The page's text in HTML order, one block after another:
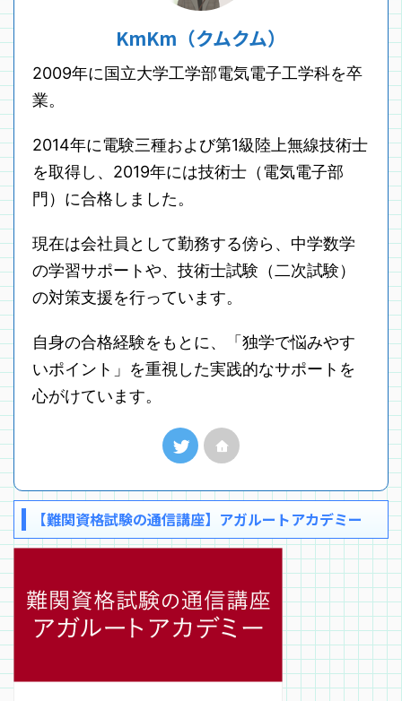
KmKm（クムクム）
2009年に国立大学工学部電気電子工学科を卒
業。
2014年に電験三種および第1級陸上無線技術士
を取得し、2019年には技術士（電気電子部
門）に合格しました。
現在は会社員として勤務する傍ら、中学数学
の学習サポートや、技術士試験（二次試験）
の対策支援を行っています。
自身の合格経験をもとに、「独学で悩みやす
いポイント」を重視した実践的なサポートを
心がけています。
【難関資格試験の通信講座】アガルートアカデミー